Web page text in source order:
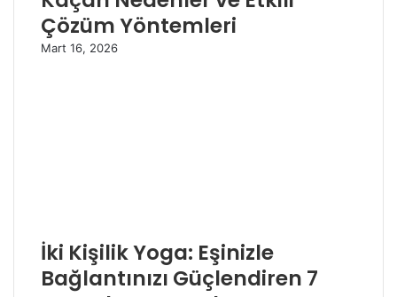
Çözüm Yöntemleri
Mart 16, 2026
İki Kişilik Yoga: Eşinizle
Bağlantınızı Güçlendiren 7